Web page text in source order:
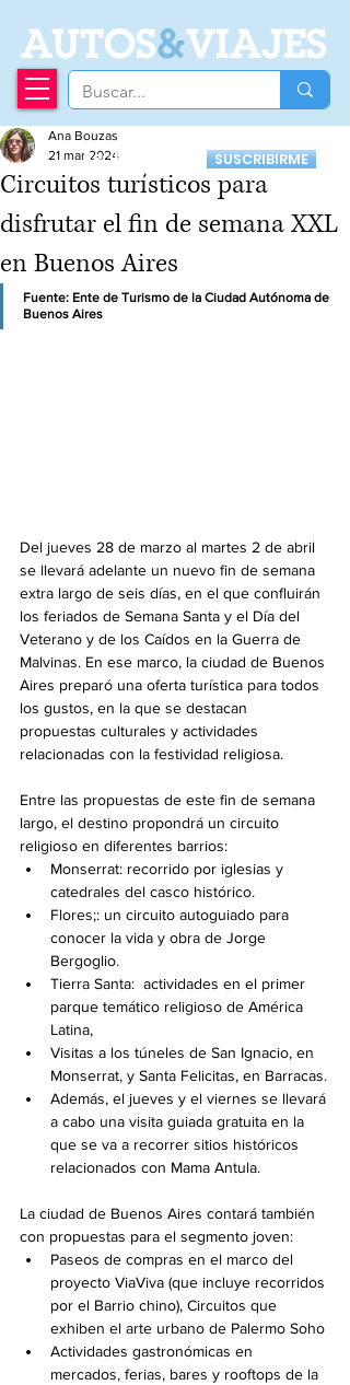
AUTOS&VIAJES
Recibí nuestro
Newsletter
SUSCRIBIRME
Circuitos turísticos para
disfrutar el fin de semana XXL
en Buenos Aires
Ana Bouzas
21 mar 2024
Fuente: Ente de Turismo de la Ciudad Autónoma de
Buenos Aires
Del jueves 28 de marzo al martes 2 de abril
se llevará adelante un nuevo fin de semana
extra largo de seis días, en el que confluirán
los feriados de Semana Santa y el Día del
Veterano y de los Caídos en la Guerra de
Malvinas. En ese marco, la ciudad de Buenos
Aires preparó una oferta turística para todos
los gustos, en la que se destacan
propuestas culturales y actividades
relacionadas con la festividad religiosa.
Entre las propuestas de este fin de semana
largo, el destino propondrá un circuito
religioso en diferentes barrios:
Monserrat: recorrido por iglesias y
catedrales del casco histórico.
Flores;: un circuito autoguiado para
conocer la vida y obra de Jorge
Bergoglio.
Tierra Santa:  actividades en el primer
parque temático religioso de América
Latina,
Visitas a los túneles de San Ignacio, en
Monserrat, y Santa Felicitas, en Barracas.
Además, el jueves y el viernes se llevará
a cabo una visita guiada gratuita en la
que se va a recorrer sitios históricos
relacionados con Mama Antula.
La ciudad de Buenos Aires contará también
con propuestas para el segmento joven:
Paseos de compras en el marco del
proyecto ViaViva (que incluye recorridos
por el Barrio chino), Circuitos que
exhiben el arte urbano de Palermo Soho
Actividades gastronómicas en
mercados, ferias, bares y rooftops de la